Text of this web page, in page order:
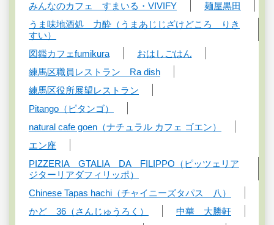
みんなのカフェ すまいる・VIVIFY
麺屋黒田
うま味地酒処 力酔（うまあじじざけどころ りき
すい）
図鑑カフェfumikura
おはしごはん
練馬区職員レストラン Ra dish
練馬区役所展望レストラン
Pitango（ピタンゴ）
natural cafe goen（ナチュラル カフェ ゴエン）
エン座
PIZZERIA GTALIA DA FILIPPO（ピッツェリア
ジターリアダフィリッポ）
Chinese Tapas hachi（チャイニーズタパス 八）
かど 36（さんじゅうろく）
中華 大勝軒